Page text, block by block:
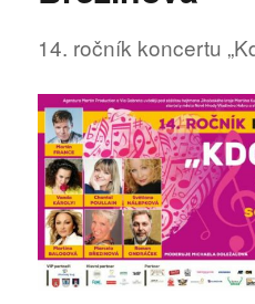
14. ročník koncertu